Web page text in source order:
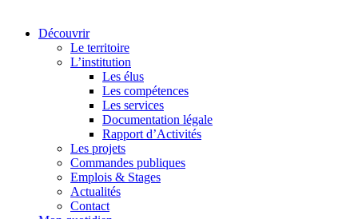
Découvrir
Le territoire
L’institution
Les élus
Les compétences
Les services
Documentation légale
Rapport d’Activités
Les projets
Commandes publiques
Emplois & Stages
Actualités
Contact